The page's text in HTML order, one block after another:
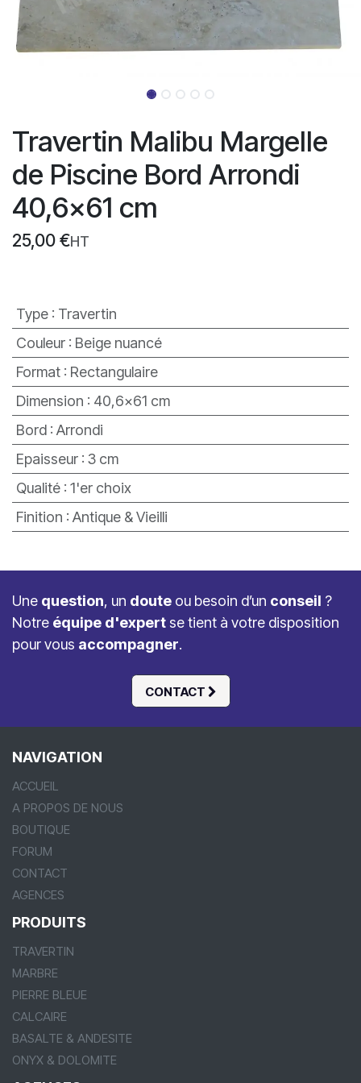
Travertin Malibu Margelle
de Piscine Bord Arrondi
40,6x61 cm
25,00 €HT
Type: Travertin
Couleur: Beige nuancé
Format: Rectangulaire
Dimension : 40,6x61 cm
Bord: Arrondi
Epaisseur: 3 cm
Qualité: 1'er choix
Finition : Antique & Vieilli
CONTACT
Une question, un doute ou besoin d’un conseil ?
Notre équipe d'expert se tient à votre disposition
pour vous accompagner.
NAVIGATION
ACCUEIL
A PROPOS DE NOUS
BOUTIQUE
FORUM
CONTACT
AGENCES
PRODUITS
TRAVERTIN
MARBRE
PIERRE BLEUE
CALCAIRE
BASALTE & ANDESITE
ONYX & DOLOMITE